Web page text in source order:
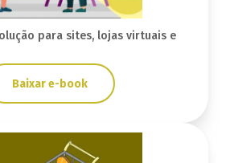
para sites, lojas virtuais e
Baixar e-book